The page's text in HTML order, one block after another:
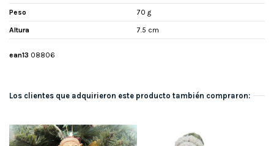
Peso 70 g
Altura 7.5 cm
ean13 08806
Los clientes que adquirieron este producto también compraron: